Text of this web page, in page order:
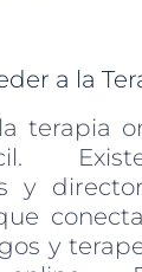
a la
terapia
y
y